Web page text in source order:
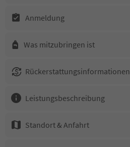
Anmeldung
Was mitzubringen ist
Rückerstattungsinformationen
Leistungsbeschreibung
Standort & Anfahrt